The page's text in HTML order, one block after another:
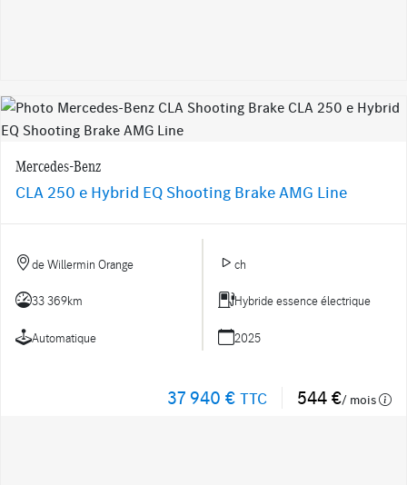
Mercedes-Benz
CLA 250 e Hybrid EQ Shooting Brake AMG Line
de Willermin Orange ch
33 369km Hybride essence électrique
Automatique 2025
37 940 € TTC 544 €/ mois